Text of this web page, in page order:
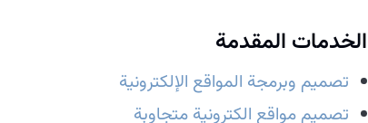
الخدمات المقدمة
تصميم وبرمجة المواقع الإلكترونية
تصميم مواقع الكترونية متجاوبة